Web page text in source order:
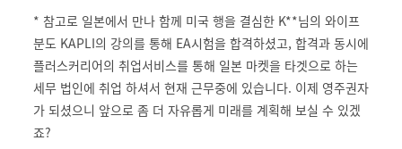
* 참고로 일본에서 만나 함께 미국 행을 결심한 K**님의 와이프
분도 KAPLI의 강의를 통해 EA시험을 합격하셨고, 합격과 동시에
플러스커리어의 취업서비스를 통해 일본 마켓을 타겟으로 하는
세무 법인에 취업 하셔서 현재 근무중에 있습니다. 이제 영주권자
가 되셨으니 앞으로 좀 더 자유롭게 미래를 계획해 보실 수 있겠
죠?